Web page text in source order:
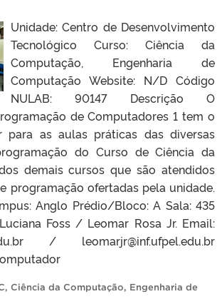
Unidade: Centro de Desenvolvimento
Tecnológico Curso: Ciência da
Computação, Engenharia de
Computação Website: N/D Código
NULAB: 90147 Descrição O
de Computadores 1 tem o
para as aulas práticas das diversas
do Curso de Ciência da
demais cursos que são atendidos
programação ofertadas pela unidade.
Anglo Prédio/Bloco: A Sala: 435
Foss / Leomar Rosa Jr. Email:
/ leomarjr@inf.ufpel.edu.br
, Ciência da Computação, Engenharia de